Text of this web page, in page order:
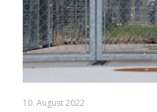
10. August 2022